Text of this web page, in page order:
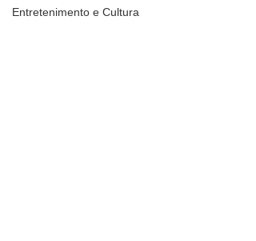
Entretenimento e Cultura